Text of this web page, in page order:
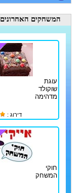
המשחקים האחרונים
עוגת
שוקולד
מדהימה
דירוג :
חוקי
המשחק